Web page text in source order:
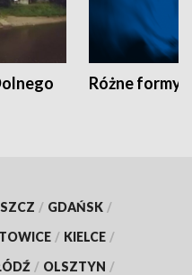
Różne formy
/ GDAŃSK /
/ KIELCE /
/ OLSZTYN /